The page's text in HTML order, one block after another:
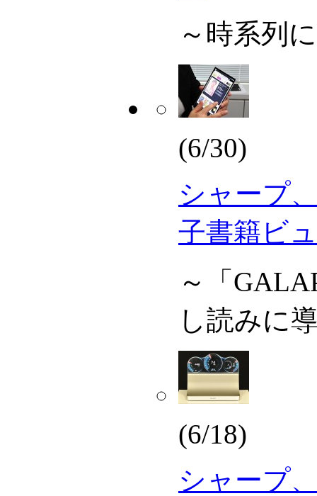
～時系列
(6/30)
シャープ
子書籍ビ
～「
し読みに
(6/18)
シャープ